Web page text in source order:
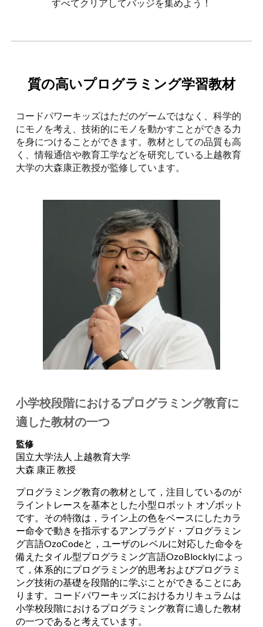
すべてクリアしてバッジを集めよう！
質の高いプログラミング学習教材
コードパワーキッズはただのゲームではなく、科学的
にモノを考え、技術的にモノを動かすことができる力
を身につけることができます。教材としての品質も高
く、情報通信や教育工学などを研究している上越教育
大学の大森康正教授が監修しています。
小学校段階におけるプログラミング教育に
適した教材の一つ
監修
国立大学法人 上越教育大学
大森 康正 教授
プログラミング教育の教材として，注目しているのが
ライントレースを基本とした小型ロボット オゾボット
です。その特徴は，ライン上の色をベースにしたカラ
ー命令で動きを指示するアンプラグド・プログラミン
グ言語OzoCodeと，ユーザのレベルに対応した命令を
備えたタイル型プログラミング言語OzoBlocklyによっ
て，体系的にプログラミング的思考およびプログラミ
ング技術の基礎を段階的に学ぶことができることにあ
ります。コードパワーキッズにおけるカリキュラムは
小学校段階におけるプログラミング教育に適した教材
の一つであると考えています。